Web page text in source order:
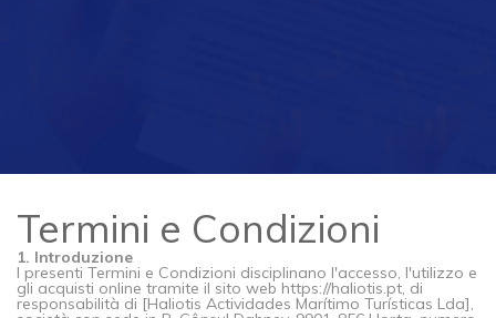
Termini e Condizioni
1. Introduzione
I presenti Termini e Condizioni disciplinano l'accesso, l'utilizzo e
gli acquisti online tramite il sito web https://haliotis.pt, di
responsabilità di [Haliotis Actividades Marítimo Turísticas Lda],